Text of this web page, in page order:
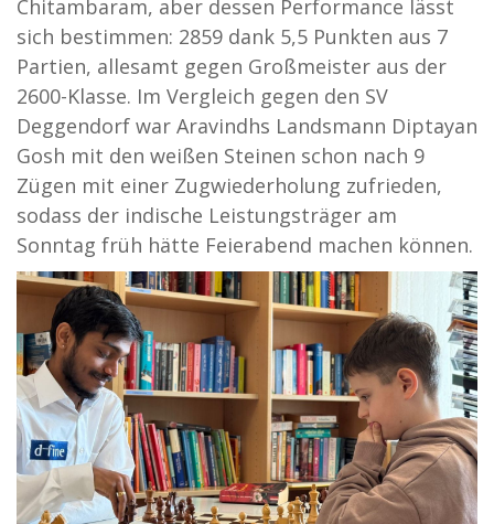
Chitambaram, aber dessen Performance lässt
sich bestimmen: 2859 dank 5,5 Punkten aus 7
Partien, allesamt gegen Großmeister aus der
2600-Klasse. Im Vergleich gegen den SV
Deggendorf war Aravindhs Landsmann Diptayan
Gosh mit den weißen Steinen schon nach 9
Zügen mit einer Zugwiederholung zufrieden,
sodass der indische Leistungsträger am
Sonntag früh hätte Feierabend machen können.